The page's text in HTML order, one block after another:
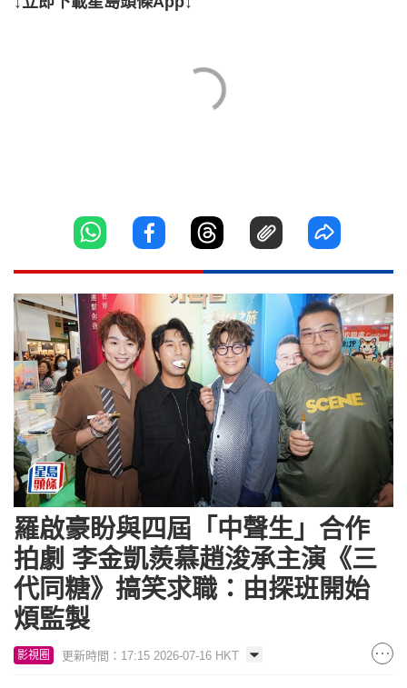
羅啟豪盼與四屆「中聲生」合作
拍劇 李金凱羨慕趙浚承主演《三
代同糖》搞笑求職：由探班開始
煩監製
影視圈 更新時間：17:15 2026-07-16 HKT